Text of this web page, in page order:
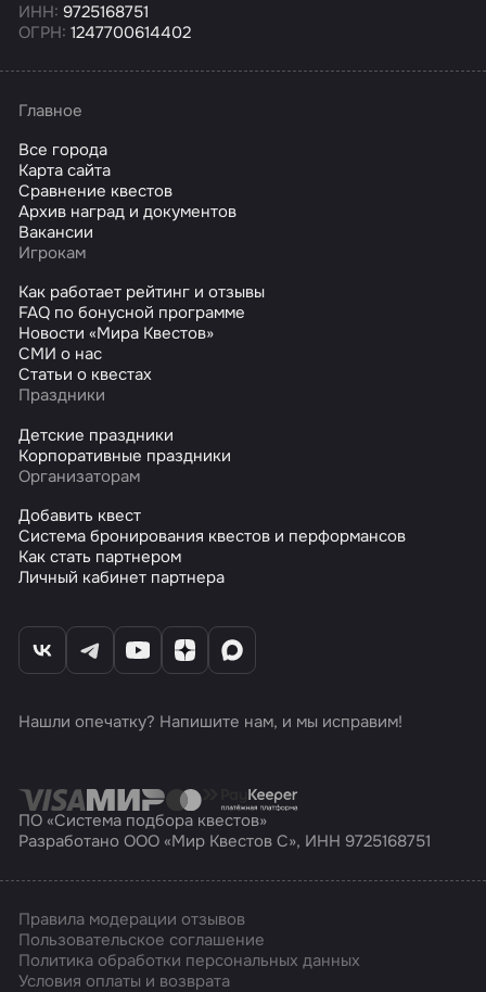
ИНН: 9725168751
ОГРН: 1247700614402
Главное
Все города
Карта сайта
Сравнение квестов
Архив наград и документов
Вакансии
Игрокам
Как работает рейтинг и отзывы
FAQ по бонусной программе
Новости «Мира Квестов»
СМИ о нас
Статьи о квестах
Праздники
Детские праздники
Корпоративные праздники
Организаторам
Добавить квест
Система бронирования квестов и перформансов
Как стать партнером
Личный кабинет партнера
Нашли опечатку? Напишите нам, и мы исправим!
ПО «Система подбора квестов»
Разработано ООО «Мир Квестов С», ИНН 9725168751
Правила модерации отзывов
Пользовательское соглашение
Политика обработки персональных данных
Условия оплаты и возврата